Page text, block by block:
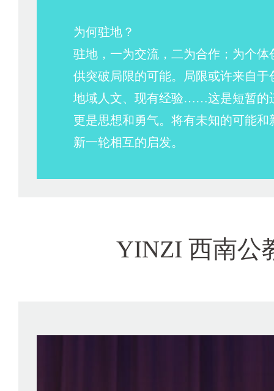
为何驻地？
驻地，一为交流，二为合作；为个体
供突破局限的可能。局限或许来自于
地域人文、现有经验……这是短暂的
更是思想和勇气。将有未知的可能和
新一轮相互的启发。
YINZI 西南公